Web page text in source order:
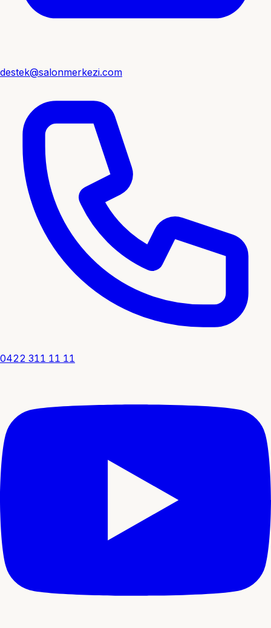
destek@salonmerkezi.com
0422 311 11 11